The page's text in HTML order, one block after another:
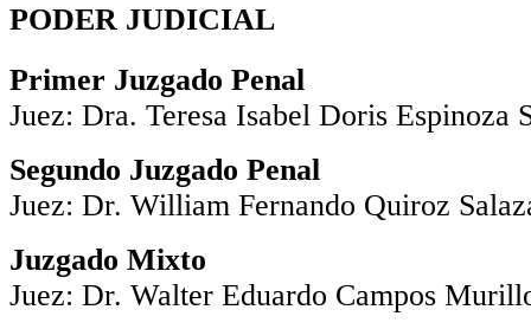
PODER JUDICIAL
Primer Juzgado Penal
Juez: Dra. Teresa Isabel Doris Espinoza
Segundo Juzgado Penal
Juez: Dr. William Fernando Quiroz
Juzgado Mixto
Juez: Dr. Walter Eduardo Campos